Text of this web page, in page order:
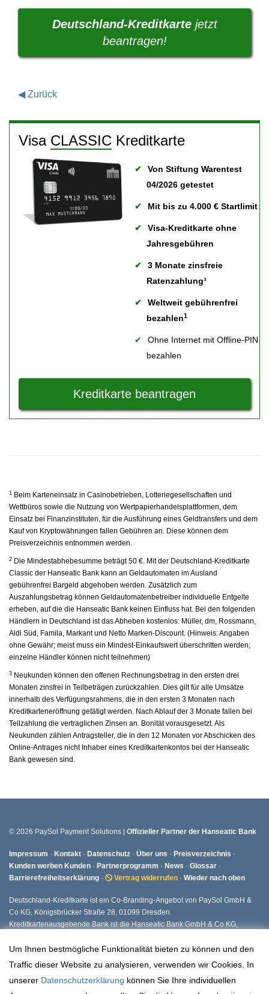
Um Ihnen bestmögliche Funktionalität bieten zu können und den
Traffic dieser Website zu analysieren, verwenden wir Cookies. In
unserer Datenschutzerklärung können Sie Ihre individuellen
Deutschland-Kreditkartejetzt
beantragen!
◀Zurück
Visa CLASSIC Kreditkarte
Von Stiftung Warentest
04/2026 getestet
Mit bis zu 4.000 € Startlimit
Visa-Kreditkarte ohne
Jahresgebühren
3 Monate zinsfreie
Ratenzahlung³
Weltweit gebührenfrei
bezahlen1
Ohne Internet mit Offline-PIN
bezahlen
Kreditkarte beantragen
1
Beim Karteneinsatz in Casinobetrieben, Lotteriegesellschaften und
Wettbüros sowie die Nutzung von Wertpapierhandelsplattformen, dem
Einsatz bei Finanzinstituten, für die Ausführung eines Geldtransfers und dem
Kauf von Kryptowährungen fallen Gebühren an. Diese können dem
Preisverzeichnis entnommen werden.
2 Die Mindestabhebesumme beträgt 50 €. Mit der Deutschland-Kreditkarte
Classic der Hanseatic Bank kann an Geldautomaten im Ausland
gebührenfrei Bargeld abgehoben werden. Zusätzlich zum
Auszahlungsbetrag können Geldautomatenbetreiber individuelle Entgelte
erheben, auf die die Hanseatic Bank keinen Einfluss hat. Bei den folgenden
Händlern in Deutschland ist das Abheben kostenlos: Müller, dm, Rossmann,
Aldi Süd, Famila, Markant und Netto Marken-Discount. (Hinweis: Angaben
ohne Gewähr; meist muss ein Mindest-Einkaufswert überschritten werden;
einzelne Händler können nicht teilnehmen)
3 Neukunden können den offenen Rechnungsbetrag in den ersten drei
Monaten zinsfrei in Teilbeträgen zurückzahlen. Dies gilt für alle Umsätze
innerhalb des Verfügungsrahmens, die in den ersten 3 Monaten nach
Kreditkarteneröffnung getätigt werden. Nach Ablauf der 3 Monate fallen bei
Teilzahlung die vertraglichen Zinsen an. Bonität vorausgesetzt. Als
Neukunden zählen Antragsteller, die in den 12 Monaten vor Abschicken des
Online-Antrages nicht Inhaber eines Kreditkartenkontos bei der Hanseatic
Bank gewesen sind.
© 2026 PaySol Payment Solutions | Offizieller Partner der Hanseatic Bank
Impressum · Kontakt · Datenschutz · Über uns · Preisverzeichnis ·
Kunden werben Kunden · Partnerprogramm · News · Glossar ·
Barrierefreiheitserklärung · Vertrag widerrufen · Wieder nach oben
Deutschland-Kreditkarte ist ein Co-Branding-Angebot von PaySol GmbH &
Co KG, Königsbrücker Straße 28, 01099 Dresden.
Kreditkartenausgebende Bank ist die Hanseatic Bank GmbH & Co KG,